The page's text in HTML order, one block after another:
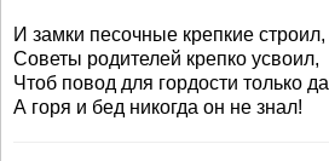
И замки песочные крепкие строил,
Советы родителей крепко усвоил,
Чтоб повод для гордости только
А горя и бед никогда он не знал!